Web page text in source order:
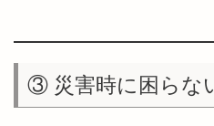
③ 災害時に困らな